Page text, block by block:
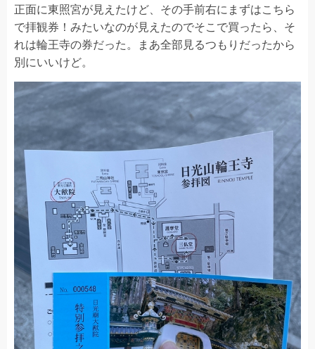
正面に東照宮が見えたけど、その手前右にまずはこちら
で拝観券！みたいなのが見えたのでそこで買ったら、そ
れは輪王寺の券だった。まあ全部見るつもりだったから
別にいいけど。